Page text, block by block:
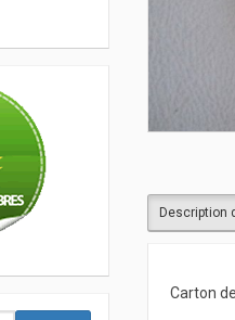
Description
Carton